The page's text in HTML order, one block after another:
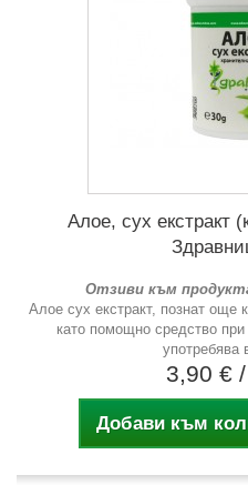
Алое, сух екстракт
Отзиви към
Алое сух екстракт, познат още
като помощно средство
употребява
3,90 €
Добави към